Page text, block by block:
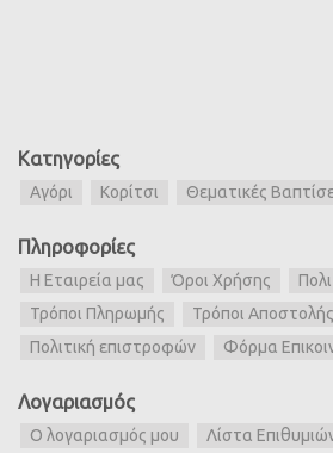
Κατηγορίες
Αγόρι Κορίτσι Θεματικές
Πληροφορίες
Η Εταιρεία μας Όροι Χρήσης
Τρόποι Πληρωμής
Τρόποι Αποστολής
Πολιτική επιστροφών
Φόρμα
Λογαριασμός
Ο λογαριασμός μου Λίστα